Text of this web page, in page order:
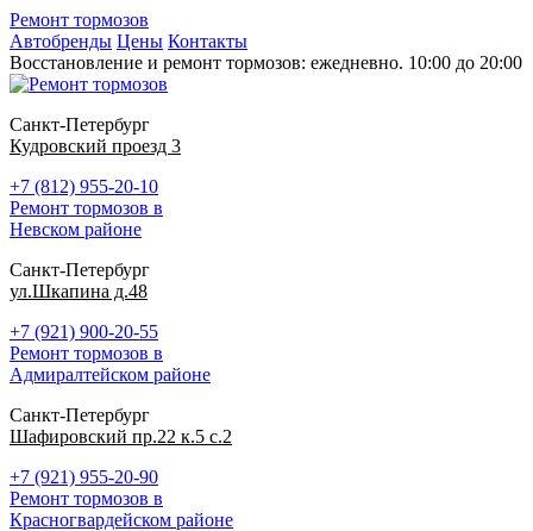
Ремонт тормозов
Автобренды Цены Контакты
Восстановление и ремонт тормозов: ежедневно. 10:00 до 20:00
Санкт-Петербург
Кудровский проезд 3
+7 (812) 955-20-10
Ремонт тормозов в
Невском районе
Санкт-Петербург
ул.Шкапина д.48
+7 (921) 900-20-55
Ремонт тормозов в
Адмиралтейском районе
Санкт-Петербург
Шафировский пр.22 к.5 с.2
+7 (921) 955-20-90
Ремонт тормозов в
Красногвардейском районе